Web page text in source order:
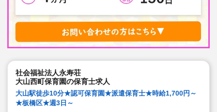
社会福祉法人永寿荘
大山西町保育園の保育士求人
大山駅徒歩10分★認可保育園★派遣保育士★時給1,700円～
★板橋区★週3日～